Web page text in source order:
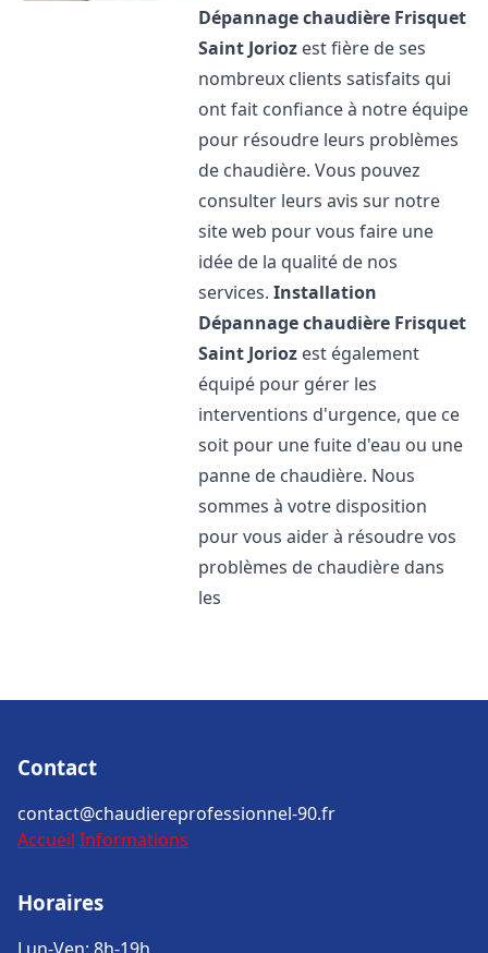
Dépannage chaudière Frisquet
Saint Jorioz est fière de ses
nombreux clients satisfaits qui
ont fait confiance à notre équipe
pour résoudre leurs problèmes
de chaudière. Vous pouvez
consulter leurs avis sur notre
site web pour vous faire une
idée de la qualité de nos
services.Installation
Dépannage chaudière Frisquet
Saint Jorioz est également
équipé pour gérer les
interventions d'urgence, que ce
soit pour une fuite d'eau ou une
panne de chaudière. Nous
sommes à votre disposition
pour vous aider à résoudre vos
problèmes de chaudière dans
les
Contact
contact@chaudiereprofessionnel-90.fr
Accueil Informations
Horaires